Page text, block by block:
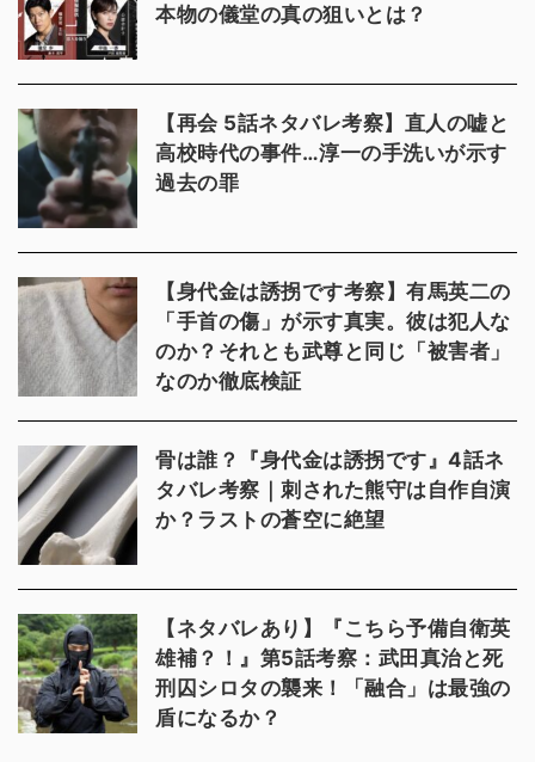
本物の儀堂の真の狙いとは？
【再会 5話ネタバレ考察】直人の嘘と
高校時代の事件…淳一の手洗いが示す
過去の罪
【身代金は誘拐です考察】有馬英二の
「手首の傷」が示す真実。彼は犯人な
のか？それとも武尊と同じ「被害者」
なのか徹底検証
骨は誰？『身代金は誘拐です』4話ネ
タバレ考察｜刺された熊守は自作自演
か？ラストの蒼空に絶望
【ネタバレあり】『こちら予備自衛英
雄補？！』第5話考察：武田真治と死
刑囚シロタの襲来！「融合」は最強の
盾になるか？